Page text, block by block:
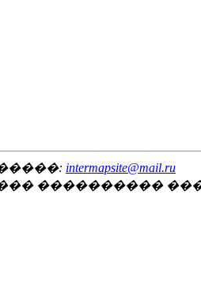
intermapsite@mail.ru
����������